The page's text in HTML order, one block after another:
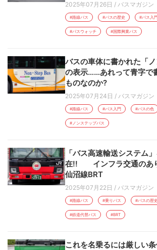
2025年07月26日 / バスマガジン
#路線バス #バスの歴史 #バス入
#バスウォッチ #国際興業バス
バスの車体に書かれた「ノ
の表示……あれって青字で
ものなのか?
2025年07月24日 / バスマガジン
#路線バス #バス入門 #バスの色
#ノンステップバス
「バス高速輸送システム
在!! インフラ交通のあ
仙沼線BRT
2025年07月22日 / バスマガジン
#路線バス #乗りバス #バスの歴史
#鉄道代替バス #BRT
これを名乗るには厳しい